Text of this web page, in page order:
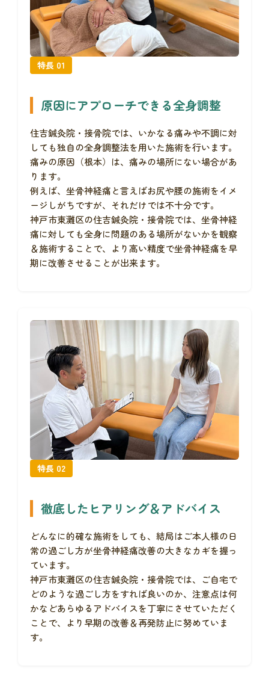
特長 01
原因にアプローチできる全身調整
住吉鍼灸院・接骨院では、いかなる痛みや不調に対
しても独自の全身調整法を用いた施術を行います。
痛みの原因（根本）は、痛みの場所にない場合があ
ります。
例えば、坐骨神経痛と言えばお尻や腰の施術をイメ
ージしがちですが、それだけでは不十分です。
神戸市東灘区の住吉鍼灸院・接骨院では、坐骨神経
痛に対しても全身に問題のある場所がないかを観察
＆施術することで、より高い精度で坐骨神経痛を早
期に改善させることが出来ます。
特長 02
徹底したヒアリング＆アドバイス
どんなに的確な施術をしても、結局はご本人様の日
常の過ごし方が坐骨神経痛改善の大きなカギを握っ
ています。
神戸市東灘区の住吉鍼灸院・接骨院では、ご自宅で
どのような過ごし方をすれば良いのか、注意点は何
かなどあらゆるアドバイスを丁寧にさせていただく
ことで、より早期の改善＆再発防止に努めていま
す。